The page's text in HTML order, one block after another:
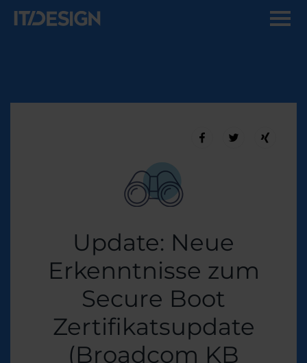
Update: Neue
Erkenntnisse zum
Secure Boot
Zertifikatsupdate
(Broadcom KB